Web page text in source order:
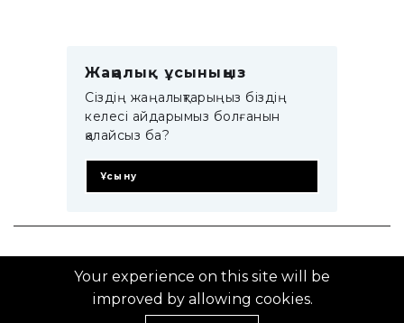
Жаңалық ұсыныңыз
Сіздің жаңалықтарыңыз біздің
келесі айдарымыз болғанын
қалайсыз ба?
Ұсыну
© 2014–2025 ZTB.KZ
Your experience on this site will be
improved by allowing cookies.